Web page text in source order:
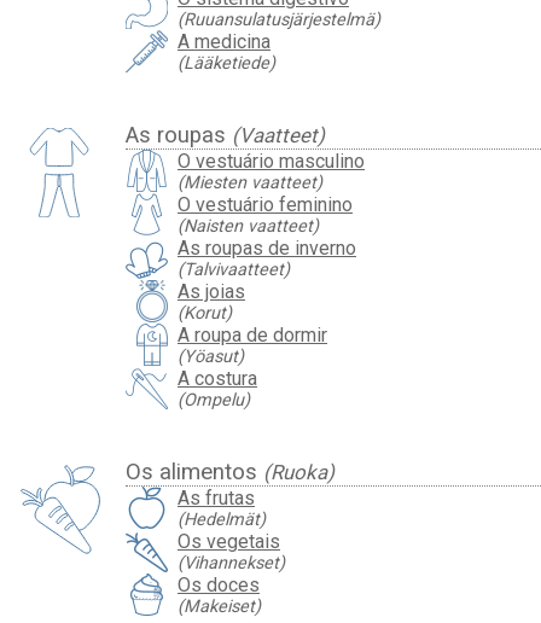
(Ruuansulatusjärjestelmä)
A medicina
(Lääketiede)
As roupas (Vaatteet)
O vestuário masculino
(Miesten vaatteet)
O vestuário feminino
(Naisten vaatteet)
As roupas de inverno
(Talvivaatteet)
As joias
(Korut)
A roupa de dormir
(Yöasut)
A costura
(Ompelu)
Os alimentos (Ruoka)
As frutas
(Hedelmät)
Os vegetais
(Vihannekset)
Os doces
(Makeiset)